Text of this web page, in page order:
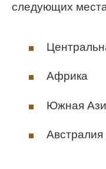
следующих
Африка
Южная